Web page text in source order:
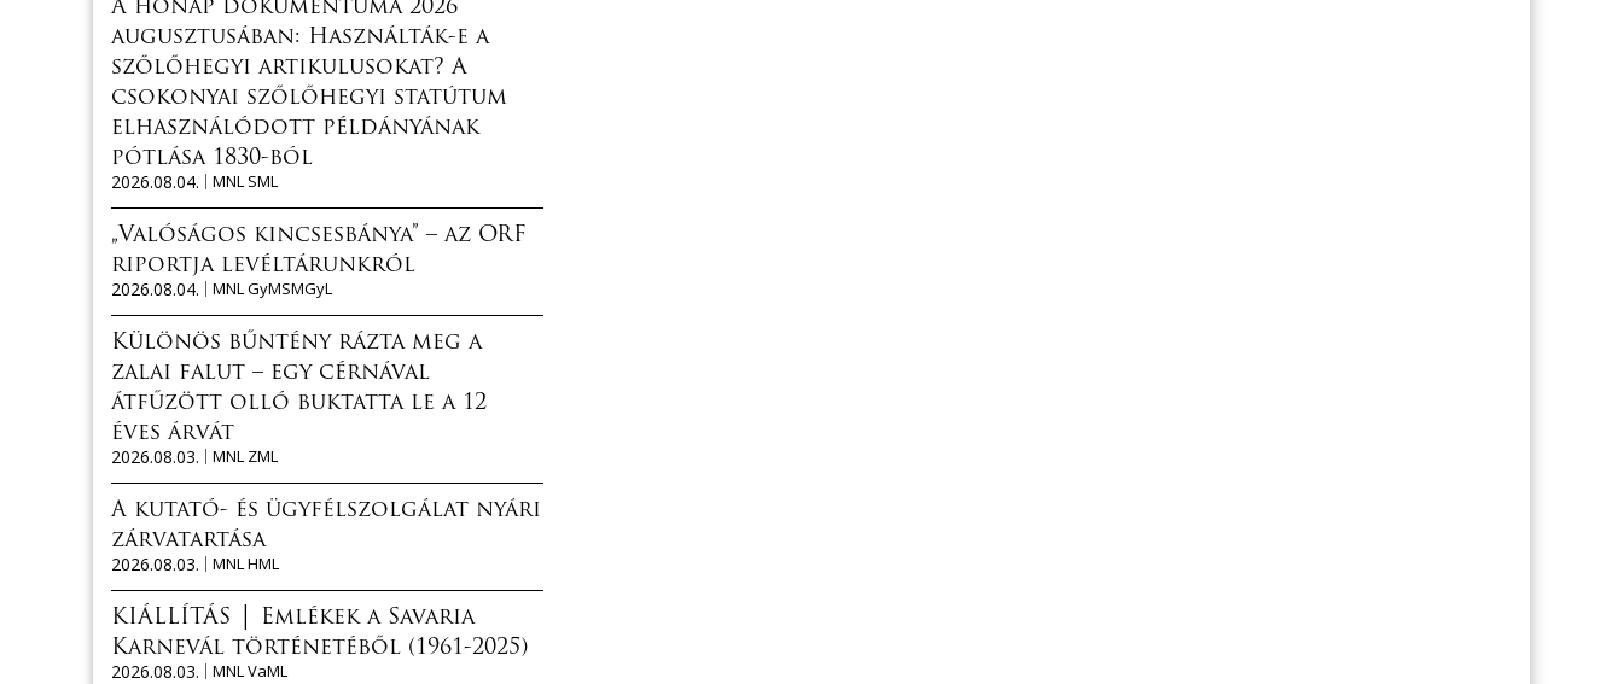
A hónap dokumentuma 2026
augusztusában: Használták-e a
szőlőhegyi artikulusokat? A
csokonyai szőlőhegyi statútum
elhasználódott példányának
pótlása 1830-ból
2026.08.04.
MNL SML
„Valóságos kincsesbánya” – az ORF
riportja levéltárunkról
2026.08.04.
MNL GyMSMGyL
Különös bűntény rázta meg a
zalai falut – egy cérnával
átfűzött olló buktatta le a 12
éves árvát
2026.08.03.
MNL ZML
A kutató- és ügyfélszolgálat nyári
zárvatartása
2026.08.03.
MNL HML
KIÁLLÍTÁS │ Emlékek a Savaria
Karnevál történetéből (1961-2025)
2026.08.03.
MNL VaML